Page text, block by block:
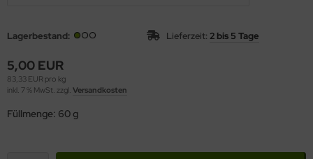
Lagerbestand: Lieferzeit: 2 bis 5 Tage
5,00 EUR
83,33 EUR pro kg
inkl. 7 % MwSt. zzgl. Versandkosten
Füllmenge: 60 g